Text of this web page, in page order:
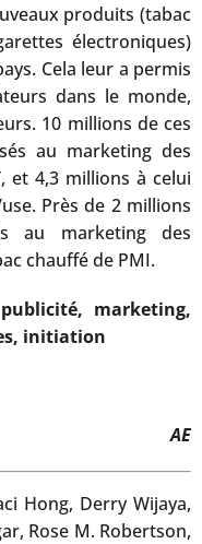
produits (tabac
électroniques)
Cela leur a permis
dans le monde,
10 millions de ces
au marketing des
et 4,3 millions à celui
Près de 2 millions
au marketing des
chauffé de PMI.
marketing,
initiation
AE
Hong, Derry Wijaya,
Rose M. Robertson,